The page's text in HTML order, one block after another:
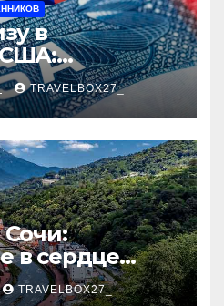
в
США:
TRAVELBOX27_
Сочи:
в сердце
курорта
TRAVELBOX27_